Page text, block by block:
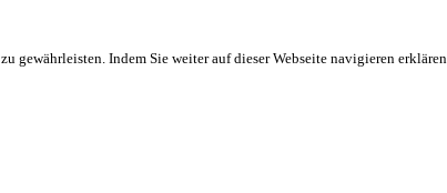
gewährleisten. Indem Sie weiter auf dieser Webseite navigieren